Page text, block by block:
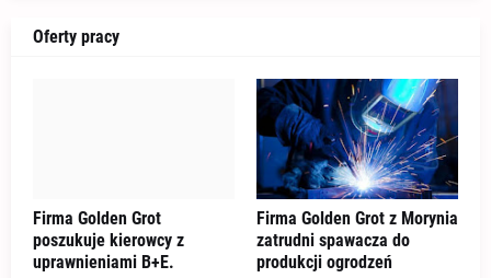
Oferty pracy
Firma Golden Grot
poszukuje kierowcy z
uprawnieniami B+E.
Firma Golden Grot z Morynia
zatrudni spawacza do
produkcji ogrodzeń